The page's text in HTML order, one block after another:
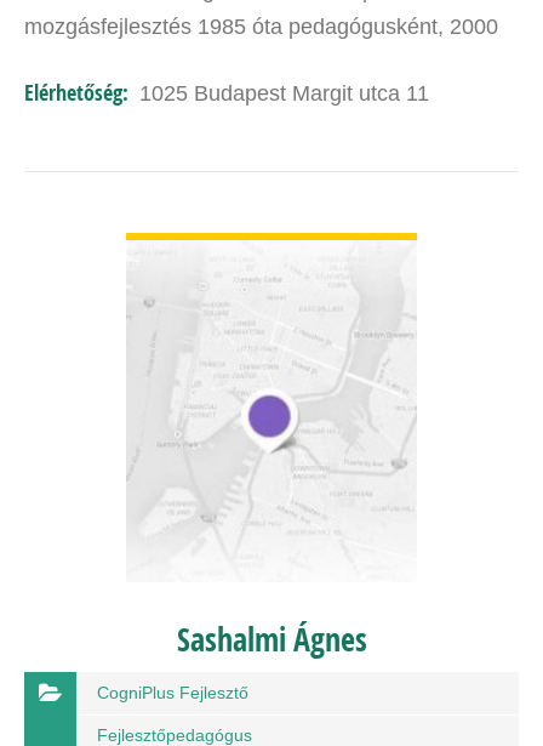
mozgásfejlesztés 1985 óta pedagógusként, 2000
szövegértéssel kapcsolatos…
Elérhetőség: 1025 Budapest Margit utca 11
Sashalmi Ágnes
CogniPlus Fejlesztő
Fejlesztőpedagógus